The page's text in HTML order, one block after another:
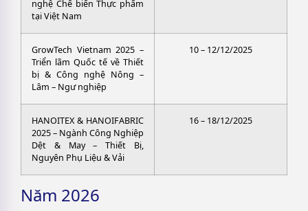
nghệ Chế biến Thực phẩm
tại Việt Nam
GrowTech Vietnam 2025 –
Triển lãm Quốc tế về Thiết
bị & Công nghệ Nông –
Lâm – Ngư nghiệp
10 – 12/12/2025
HANOITEX & HANOIFABRIC
2025 – Ngành Công Nghiệp
Dệt & May – Thiết Bị,
Nguyên Phụ Liệu & Vải
16 – 18/12/2025
Năm 2026